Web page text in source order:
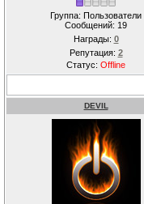
Группа: Пользователи
Сообщений: 19
Награды: 0
Репутация: 2
Статус: Offline
DEVIL